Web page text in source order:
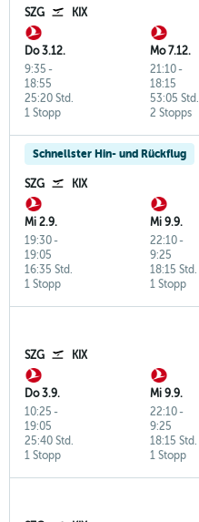
SZG KIX
Do 3.12.
9:35 -
18:55
1 Stopp
25:20 Std.
Mo 7.12.
21:10-
18:15
2 Stopps
53:05 Std.
Schnellster Hin- und Rückflug
SZG KIX
Mi 2.9.
19:30-
19:05
1 Stopp
16:35 Std.
Mi 9.9.
22:10-
9:25
1 Stopp
18:15 Std.
SZG KIX
Do 3.9.
10:25 -
19:05
1 Stopp
25:40 Std.
Mi 9.9.
22:10-
9:25
1 Stopp
18:15 Std.